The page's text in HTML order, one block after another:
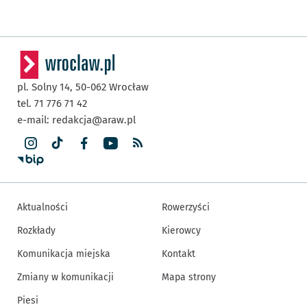
pl. Solny 14, 50-062 Wrocław
tel. 71 776 71 42
e-mail: redakcja@araw.pl
Aktualności
Rozkłady
Komunikacja miejska
Zmiany w komunikacji
Piesi
Rowerzyści
Kierowcy
Kontakt
Mapa strony